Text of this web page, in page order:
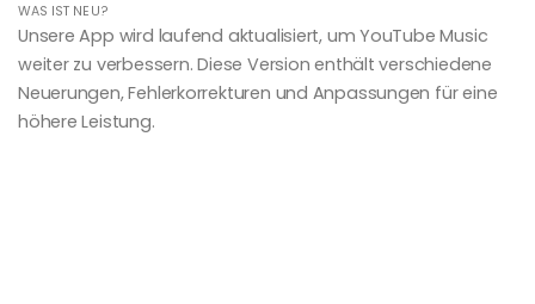
WAS IST NEU?
Unsere App wird laufend aktualisiert, um YouTube Music
weiter zu verbessern. Diese Version enthält verschiedene
Neuerungen, Fehlerkorrekturen und Anpassungen für eine
höhere Leistung.